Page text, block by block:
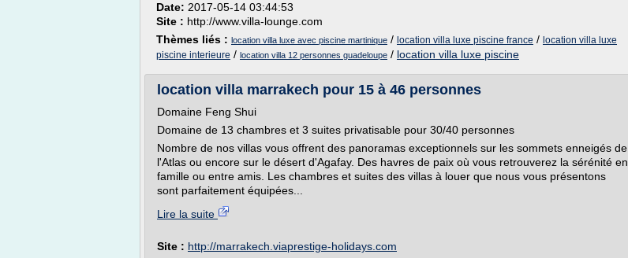
Date: 2017-05-14 03:44:53
Site : http://www.villa-lounge.com
Thèmes liés : location villa luxe avec piscine martinique / location villa luxe piscine france / location villa luxe
piscine interieure / location villa 12 personnes guadeloupe / location villa luxe piscine
location villa marrakech pour 15 à 46 personnes
Domaine Feng Shui
Domaine de 13 chambres et 3 suites privatisable pour 30/40 personnes
Nombre de nos villas vous offrent des panoramas exceptionnels sur les sommets enneigés de
l'Atlas ou encore sur le désert d'Agafay. Des havres de paix où vous retrouverez la sérénité en
famille ou entre amis. Les chambres et suites des villas à louer que nous vous présentons
sont parfaitement équipées...
Lire la suite
Site : http://marrakech.viaprestige-holidays.com